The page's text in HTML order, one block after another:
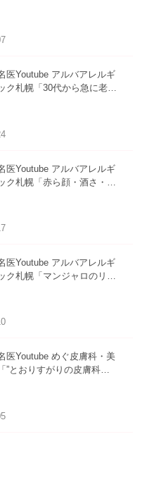
医Youtube アルバアレルギ
ク札幌「30代から急に老け
医Youtube アルバアレルギ
ク札幌「赤ら顔・酒さ・ニ
医Youtube アルバアレルギ
ク札幌「マンジャロのリア
医Youtube めぐ皮膚科・美
”とおりすがりの皮膚科